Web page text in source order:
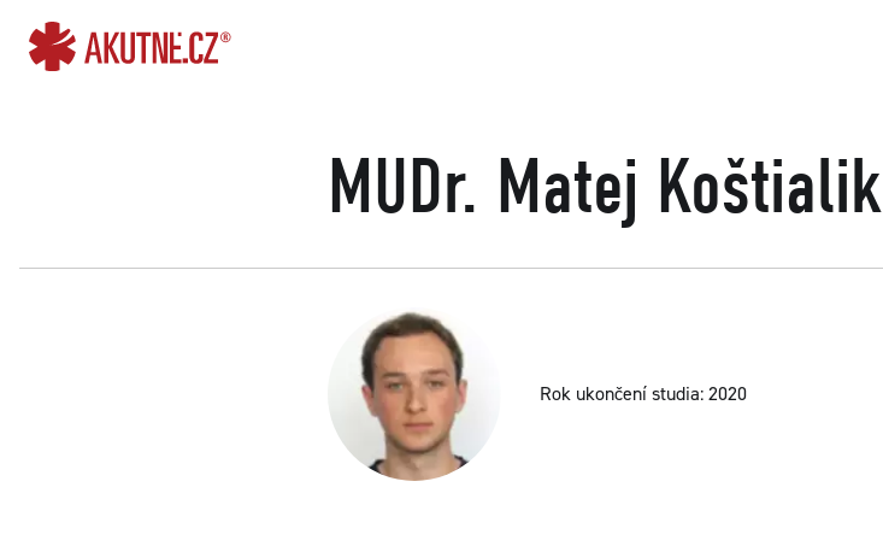
MUDr. Matej Koštialik
Rok ukončení studia: 2020